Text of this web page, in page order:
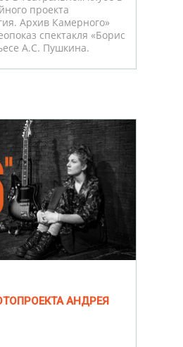
проекта
Архив Камерного»
спектакля «Борис
А.С. Пушкина.
АНДРЕЯ